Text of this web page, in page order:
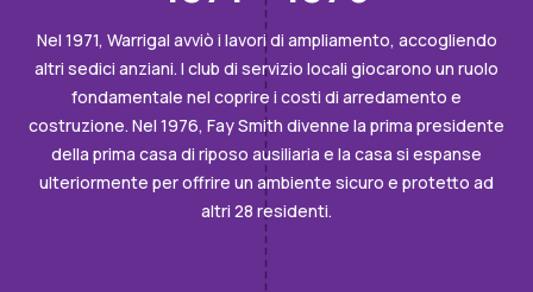
Nel 1971, Warrigal avviò i lavori di ampliamento, accogliendo
altri sedici anziani. I club di servizio locali giocarono un ruolo
fondamentale nel coprire i costi di arredamento e
costruzione. Nel 1976, Fay Smith divenne la prima presidente
della prima casa di riposo ausiliaria e la casa si espanse
ulteriormente per offrire un ambiente sicuro e protetto ad
altri 28 residenti.